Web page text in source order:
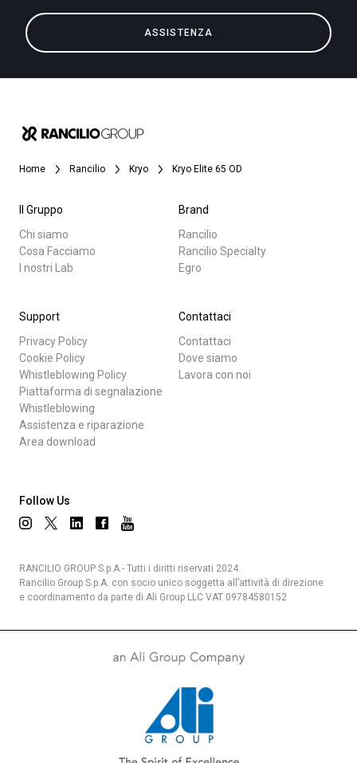
ASSISTENZA
Home Rancilio Kryo Kryo Elite 65 OD
Il Gruppo
Chi siamo
Cosa Facciamo
I nostri Lab
Brand
Rancilio
Rancilio Specialty
Egro
Support
Privacy Policy
Cookie Policy
Whistleblowing Policy
Piattaforma di segnalazione
Whistleblowing
Assistenza e riparazione
Area download
Contattaci
Contattaci
Dove siamo
Lavora con noi
Follow Us
RANCILIO GROUP S.p.A.- Tutti i diritti riservati 2024.
Rancilio Group S.p.A. con socio unico soggetta all’attività di direzione
e coordinamento da parte di Ali Group LLC VAT 09784580152